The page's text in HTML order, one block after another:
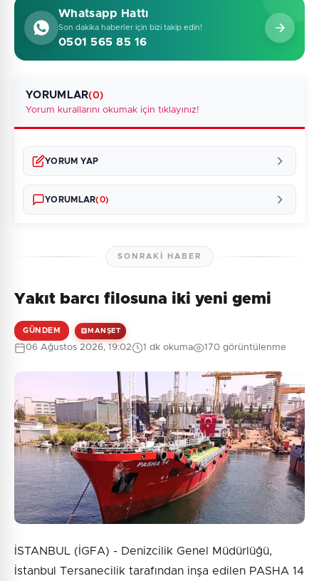
Whatsapp Hattı
Son dakika haberler için bizi takip edin!
0501 565 85 16
YORUMLAR(0)
Yorum kurallarını okumak için tıklayınız!
YORUM YAP
0/2000
Güvenlik Sorusu:
10 + 1 = ?
Gönder
YORUMLAR(0)
Henüz yorum yapılmamış. İlk yorumu siz yapın!
SONRAKI HABER
Yakıt barcı filosuna iki yeni gemi
GÜNDEM MANŞET
06 Ağustos 2026, 19:02 1 dk okuma 170 görüntülenme
İSTANBUL (İGFA) - Denizcilik Genel Müdürlüğü,
İstanbul Tersanecilik tarafından inşa edilen PASHA 14